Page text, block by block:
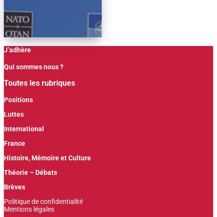
J’adhère
Qui sommes nous ?
Toutes les rubriques
Positions
Luttes
International
France
Histoire, Mémoire et Culture
Théorie – Débats
Brèves
Politique de confidentialité
Mentions légales